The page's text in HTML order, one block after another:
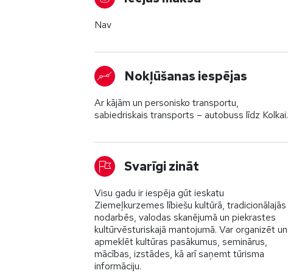
Nav
Nokļūšanas iespējas
Ar kājām un personisko transportu,
sabiedriskais transports – autobuss līdz Kolkai.
Svarīgi zināt
Visu gadu ir iespēja gūt ieskatu
Ziemeļkurzemes lībiešu kultūrā, tradicionālajās
nodarbēs, valodas skanējumā un piekrastes
kultūrvēsturiskajā mantojumā. Var organizēt un
apmeklēt kultūras pasākumus, seminārus,
mācības, izstādes, kā arī saņemt tūrisma
informāciju.